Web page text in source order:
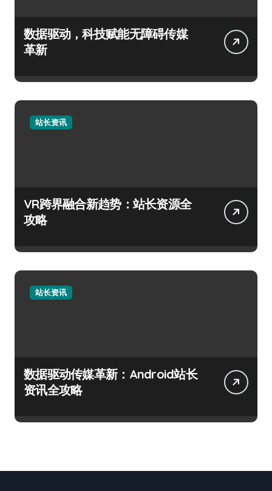
数据驱动，科技赋能无障碍传媒
革新
站长资讯
VR跨界融合新趋势：站长资源全
攻略
站长资讯
数据驱动传媒革新：Android站长
资讯全攻略